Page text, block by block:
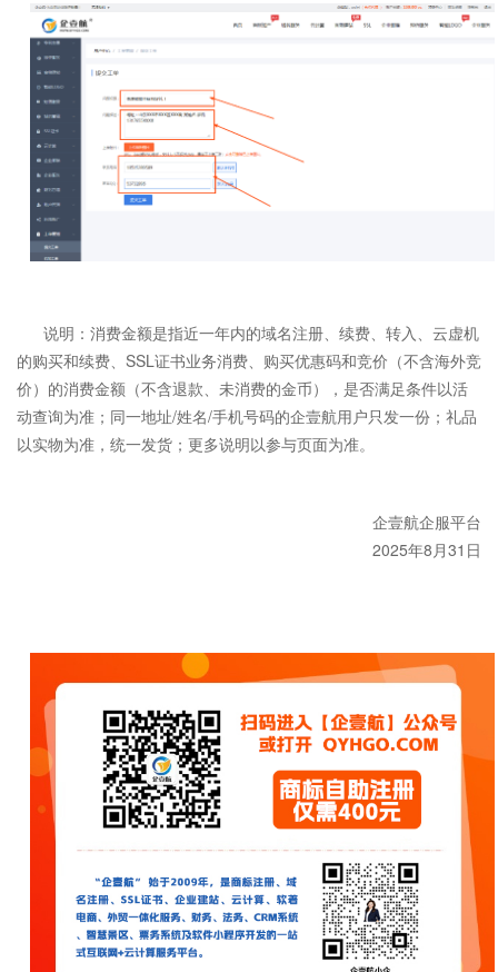
说明：消费金额是指近一年内的域名注册、续费、转入、云虚机
的购买和续费、SSL证书业务消费、购买优惠码和竞价（不含海外竞
价）的消费金额（不含退款、未消费的金币），是否满足条件以活
动查询为准；同一地址/姓名/手机号码的企壹航用户只发一份；礼品
以实物为准，统一发货；更多说明以参与页面为准。
企壹航企服平台
2025年8月31日